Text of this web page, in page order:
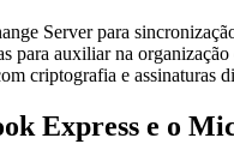
Server para
para auxiliar na
criptografia e assinaturas
Express e o